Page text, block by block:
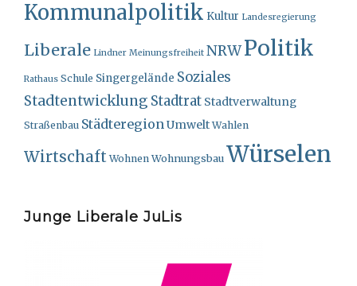
Kommunalpolitik Kultur Landesregierung
Liberale Lindner Meinungsfreiheit NRWPolitik
Rathaus Schule Singergelände Soziales
Stadtentwicklung Stadtrat Stadtverwaltung
Straßenbau Städteregion Umwelt Wahlen
Wirtschaft Wohnen WohnungsbauWürselen
Junge Liberale JuLis